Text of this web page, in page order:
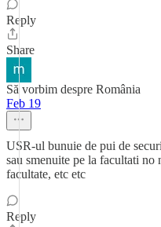
Reply
Share
Să vorbim despre România
Feb 19
USR-ul bunuie de pui de
sau smenuite pe la facultati no
facultate, etc etc
Reply